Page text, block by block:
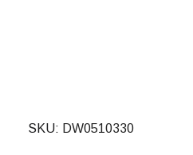
SKU DW0510330